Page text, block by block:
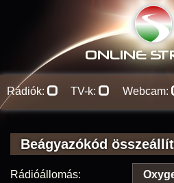
ONLINE S
Rádiók: TV-k: Webcam:
Beágyazókód
Rádióállomás: